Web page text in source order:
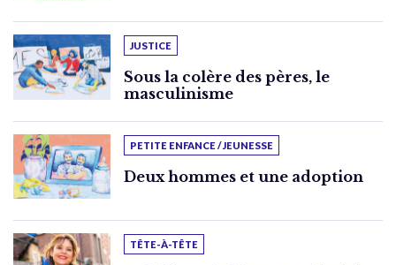
JUSTICE
Sous la colère des pères, le
masculinisme
PETITE ENFANCE / JEUNESSE
Deux hommes et une adoption
TÊTE-À-TÊTE